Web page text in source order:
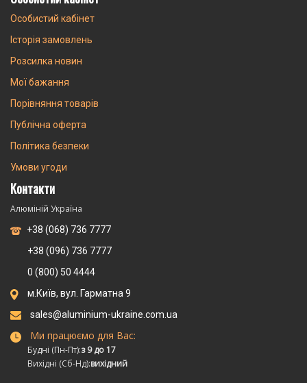
Особистий кабінет
Історія замовлень
Розсилка новин
Мої бажання
Порівняння товарів
Публічна оферта
Політика безпеки
Умови угоди
Контакти
Алюміній Україна
+38 (068) 736 7777
+38 (096) 736 7777
0 (800) 50 4444
м.Київ, вул. Гарматна 9
sales@aluminium-ukraine.com.ua
Ми працюємо для Вас:
Будні (Пн-Пт):з 9 до 17
Вихідні (Сб-Нд):вихідний